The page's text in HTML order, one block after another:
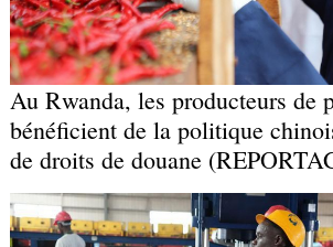
Au Rwanda, les producteurs de
bénéficient de la politique
de droits de douane